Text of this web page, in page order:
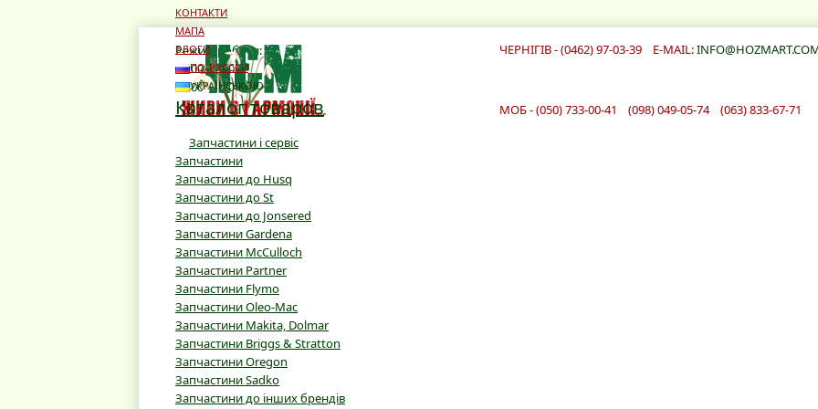
Режим роботи:
10:00 - 19:00
10:00 - 16:00
ЧЕРНІГІВ - (0462) 97-03-39 E-MAIL:
Каталог товаров
Запчастини і сервіс
Запчастини
Запчастини до Husq
Запчастини до St
Запчастини до Jonsered
Запчастини Gardena
Запчастини McCulloch
Запчастини Partner
Запчастини Flymo
Запчастини Oleo-Mac
Запчастини Makita, Dolmar
Запчастини Briggs & Stratton
Запчастини Oregon
Запчастини Sadko
Запчастини до інших брендів
МОБ - (050) 733-00-41 (098) 049-05-74 (063) 833-67-71
КОНТАКТИ
МАПА
БЛОГИ
ПО-РУССКИ
УКРАЇНСЬКОЮ